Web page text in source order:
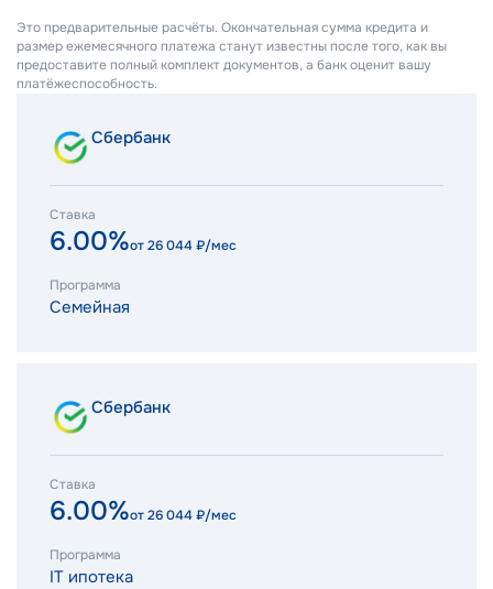
Это предварительные расчёты. Окончательная сумма кредита и
размер ежемесячного платежа станут известны после того, как вы
предоставите полный комплект документов, а банк оценит вашу
платёжеспособность.
Сбербанк
Ставка
6.00%от26 044₽/мес
Программа
Семейная
Сбербанк
Ставка
6.00%от26 044₽/мес
Программа
IT ипотека